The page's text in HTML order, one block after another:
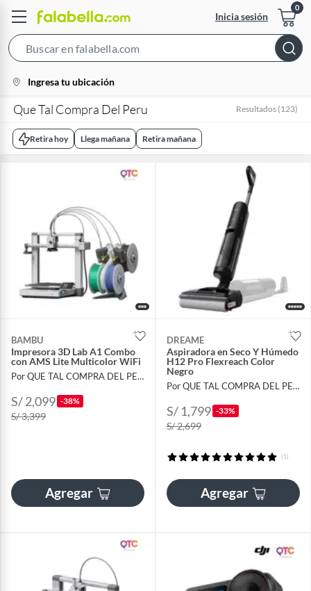
Inicia sesión
Bar
location-
icon
Ingresa tu ubicación
Que Tal Compra Del Peru Resultados (123)
Retira hoy Llega mañana Retira mañana
BAMBU
Impresora 3D Lab A1 Combo
con AMS Lite Multicolor WiFi
Por QUE TAL COMPRA DEL PERU
S/ 2,099 -38%
S/ 3,399
Agregar
DREAME
Aspiradora en Seco Y Húmedo
H12 Pro Flexreach Color
Negro
Por QUE TAL COMPRA DEL PERU
S/ 1,799 -33%
S/ 2,699
(1)
Agregar